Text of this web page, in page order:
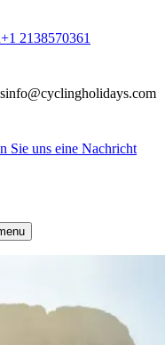
+1 2138570361
info@cyclingholidays.com
Sie uns eine Nachricht